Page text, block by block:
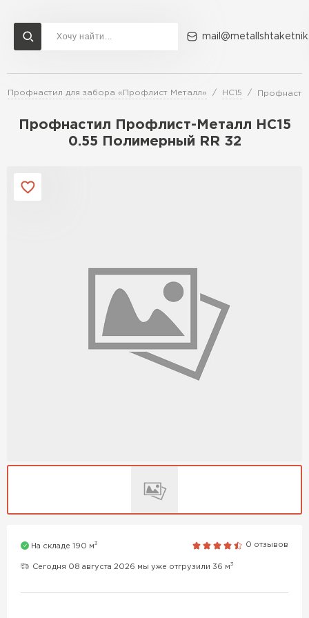
Профнастил для забора «Профлист Металл» НС15
Профнастил Профлист-Металл НC15
0.55 Полимерный RR 32
На складе 190 м3 0 отзывов
Сегодня 08 августа 2026 мы уже отгрузили 36 м3
Доставка и оплата Акции О компании Контакты
Перейти в каталог